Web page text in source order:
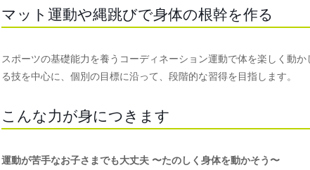
マット運動や縄跳びで身体の根幹を作る
スポーツの基礎能力を養うコーディネーション運動で体を楽しく動
る技を中心に、個別の目標に沿って、段階的な習得を目指します。
こんな力が身につきます
運動が苦手なお子さまでも大丈夫 〜たのしく身体を動かそう〜